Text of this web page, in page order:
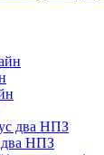
два НПЗ